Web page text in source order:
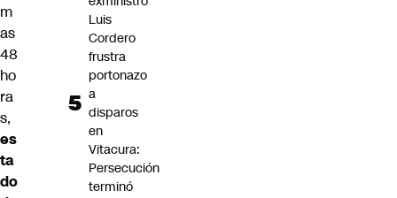
m
as
48
ho
ra
s,
es
ta
do
Luis
Cordero
frustra
portonazo
a
disparos
en
Vitacura:
Persecución
terminó